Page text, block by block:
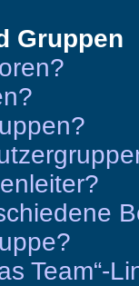
Gruppen
Team“-